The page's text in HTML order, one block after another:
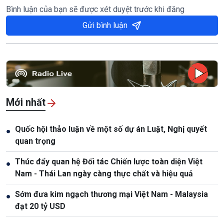
Bình luận của bạn sẽ được xét duyệt trước khi đăng
Gửi bình luận
Mới nhất
● Quốc hội thảo luận về một số dự án Luật, Nghị quyết
quan trọng
● Thúc đẩy quan hệ Đối tác Chiến lược toàn diện Việt
Nam - Thái Lan ngày càng thực chất và hiệu quả
● Sớm đưa kim ngạch thương mại Việt Nam - Malaysia
đạt 20 tỷ USD